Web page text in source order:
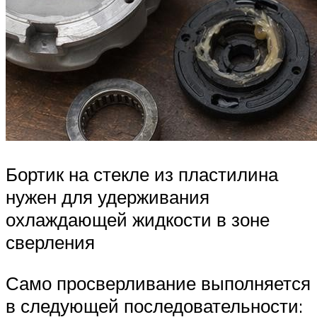
Бортик на стекле из пластилина
нужен для удерживания
охлаждающей жидкости в зоне
сверления
Само просверливание выполняется
в следующей последовательности: